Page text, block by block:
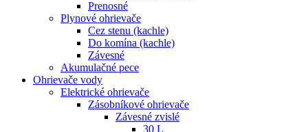
Prenosné
Plynové ohrievače
Cez stenu (kachle)
Do komína (kachle)
Závesné
Akumulačné pece
Ohrievače vody
Elektrické ohrievače
Zásobníkové ohrievače
Závesné zvislé
30 L